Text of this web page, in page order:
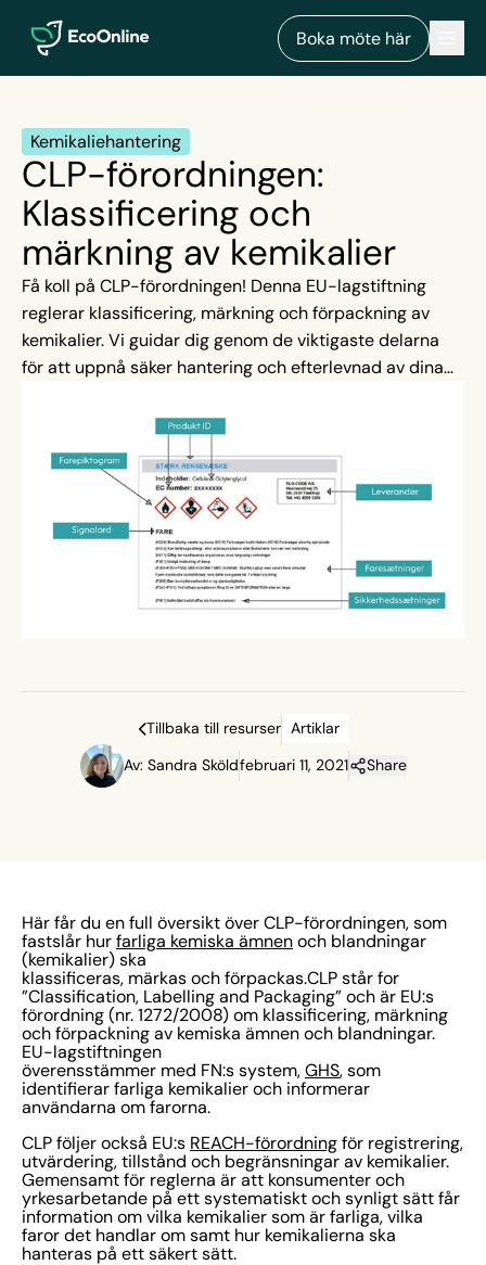
EcoOnline
Boka möte här
Kemikaliehantering
CLP-förordningen:
Klassificering och
märkning av kemikalier
Få koll på CLP-förordningen! Denna EU-lagstiftning
reglerar klassificering, märkning och förpackning av
kemikalier. Vi guidar dig genom de viktigaste delarna
för att uppnå säker hantering och efterlevnad av dina
Tillbaka till resurser Artiklar
Av: Sandra Sköldfebruari 11, 2021 Share
Här får du en full översikt över CLP-förordningen, som
fastslår hur farliga kemiska ämnen och blandningar
(kemikalier) ska
klassificeras, märkas och förpackas.CLP står for
”Classification, Labelling and Packaging” och är EU:s
förordning (nr. 1272/2008) om klassificering, märkning
och förpackning av kemiska ämnen och blandningar.
EU-lagstiftningen
överensstämmer med FN:s system, GHS, som
identifierar farliga kemikalier och informerar
användarna om farorna.
CLP följer också EU:s REACH-förordning för registrering,
utvärdering, tillstånd och begränsningar av kemikalier.
Gemensamt för reglerna är att konsumenter och
yrkesarbetande på ett systematiskt och synligt sätt får
information om vilka kemikalier som är farliga, vilka
faror det handlar om samt hur kemikalierna ska
hanteras på ett säkert sätt.